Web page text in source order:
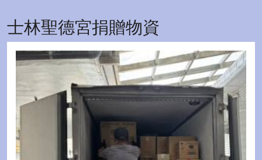
士林聖德宮捐贈物資